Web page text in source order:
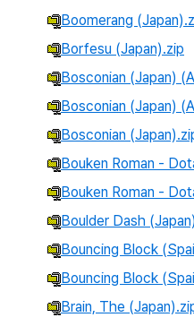
Boomerang
Borfesu (Japan).zip
Bosconian (Japan)
Bosconian (Japan)
Bosconian
Bouken Roman -
Bouken Roman -
Boulder Dash
Bouncing Block
Bouncing Block
Brain, The